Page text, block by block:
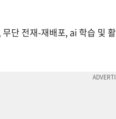
단 전재-재배포, ai 학습 및